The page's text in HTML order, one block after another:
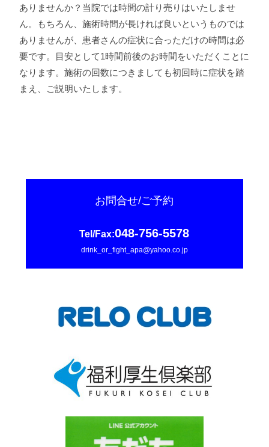
ありませんか？当院では時間の計り売りはいたしませ
ん。もちろん、施術時間が長ければ良いというものでは
ありませんが、患者さんの症状に合っただけの時間は必
要です。目安として1時間前後のお時間をいただくことに
なります。施術の回数につきましても初回時に症状を踏
まえ、ご説明いたします。
048-756-5578
drink_or_fight_apa@